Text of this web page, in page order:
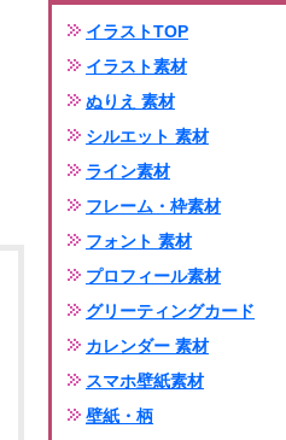
イラストTOP
イラスト素材
ぬりえ 素材
シルエット 素材
ライン素材
フレーム・枠素材
フォント 素材
プロフィール素材
グリーティングカード
カレンダー 素材
スマホ壁紙素材
壁紙・柄